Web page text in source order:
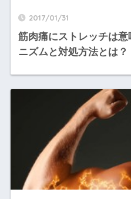
2017/01/31
筋肉痛にストレッチは
ニズムと対処方法とは？